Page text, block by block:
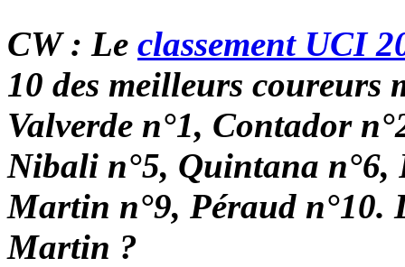
CW : Le classement UCI
10 des meilleurs coureurs
Valverde n°1, Contador
Nibali n°5, Quintana n°6,
Martin n°9, Péraud n°10.
Martin ?